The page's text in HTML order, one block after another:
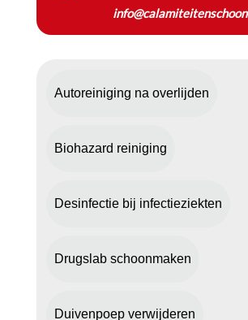
Autoreiniging na overlijden
Biohazard reiniging
Desinfectie bij infectieziekten
Drugslab schoonmaken
Duivenpoep verwijderen